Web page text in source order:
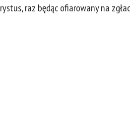
raz będąc ofiarowany na